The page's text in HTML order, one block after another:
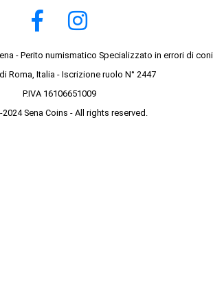
- Perito numismatico Specializzato in errori di
di Roma, Italia - Iscrizione ruolo N° 2447
P.IVA 16106651009
Sena Coins - All rights reserved.